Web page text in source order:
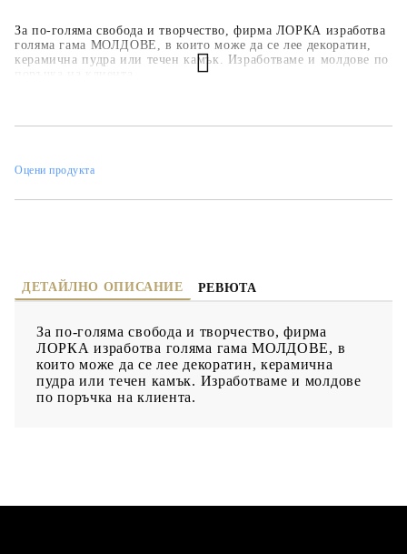
За по-голяма свобода и творчество, фирма ЛОРКА изработва
голяма гама МОЛДОВЕ, в които може да се лее декоратин,
керамична пудра или течен камък. Изработваме и молдове по
Оцени продукта
ДЕТАЙЛНО ОПИСАНИЕ РЕВЮТА
За по-голяма свобода и творчество, фирма
ЛОРКА изработва голяма гама МОЛДОВЕ, в
които може да се лее декоратин, керамична
пудра или течен камък. Изработваме и молдове
по поръчка на клиента.